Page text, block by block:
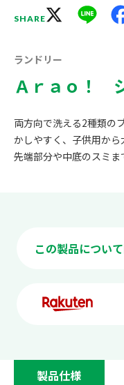
SHARE Line
ランドリー
Ａｒａｏ！
両方向で洗える2種類の
かしやすく、子供用か
先端部分や中底のスミま
製品仕様
この製品につい